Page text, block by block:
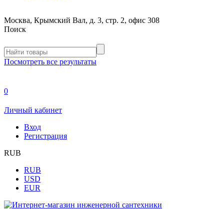
Москва, Крымский Вал, д. 3, стр. 2, офис 308
Поиск
Посмотреть все результаты
0
Личный кабинет
Вход
Регистрация
RUB
RUB
USD
EUR